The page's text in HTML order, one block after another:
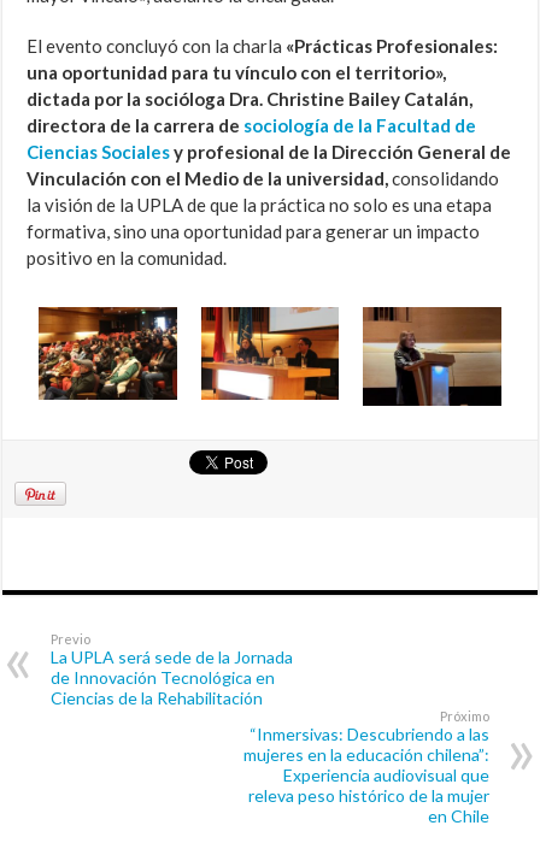
El evento concluyó con la charla «Prácticas Profesionales:
una oportunidad para tu vínculo con el territorio»,
dictada por la socióloga Dra. Christine Bailey Catalán,
directora de la carrera de sociología de la Facultad de
Ciencias Socialesy profesional de la Dirección General de
Vinculación con el Medio de la universidad,consolidando
la visión de la UPLA de que la práctica no solo es una etapa
formativa, sino una oportunidad para generar un impacto
positivo en la comunidad.
Previo
La UPLA será sede de la Jornada
de Innovación Tecnológica en
Ciencias de la Rehabilitación
Próximo
“Inmersivas: Descubriendo a las
mujeres en la educación chilena”:
Experiencia audiovisual que
releva peso histórico de la mujer
en Chile